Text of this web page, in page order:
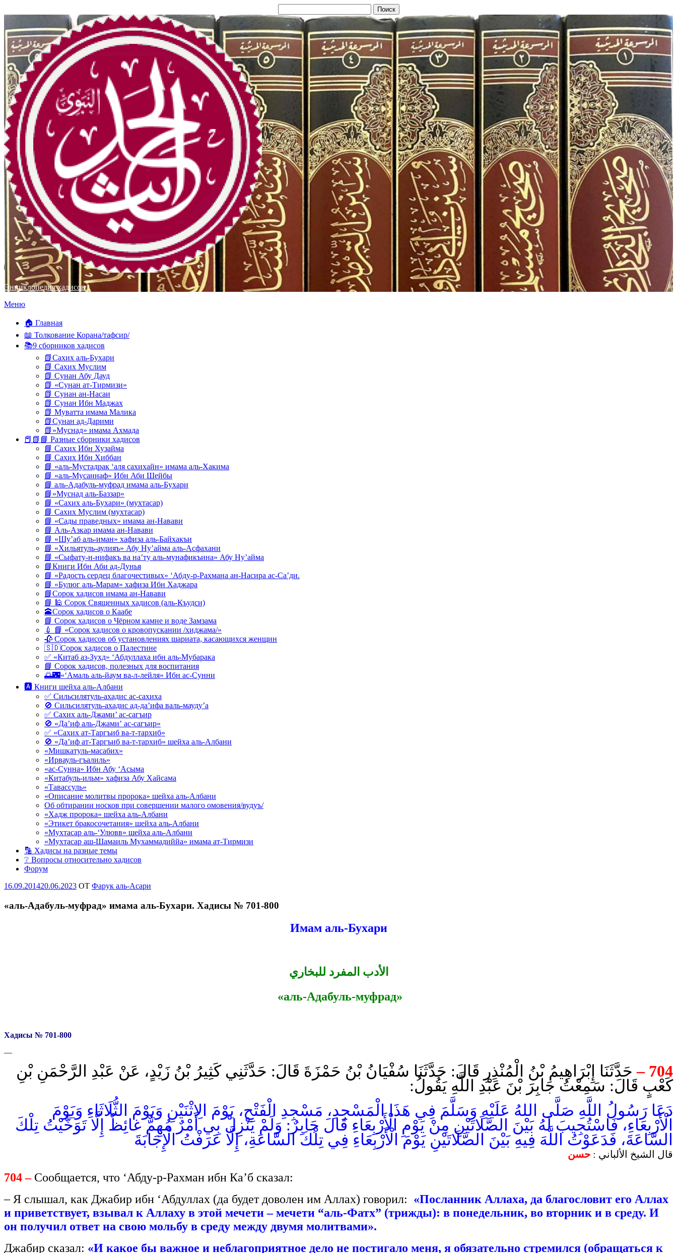
Энциклопедия хадисов
Перейти
содержимому
Меню
🏠 Главная
📖 Толкование Корана/тафсир/
📚9 сборников хадисов
📗Сахих аль-Бухари
📗 Сахих Муслим
📗 Сунан Абу Дауд
📗 «Сунан ат-Тирмизи»
📗 Сунан ан-Насаи
📗 Сунан Ибн Маджах
📗 Муватта имама Малика
📗Сунан ад-Дарими
📗»Муснад» имама Ахмада
📕📗📘 Разные сборники хадисов
📘 Сахих Ибн Хузайма
📘 Сахих Ибн Хиббан
📘 «аль-Мустадрак ‘аля сахихайн» имама аль-Хакима
📘 «аль-Мусаннаф» Ибн Аби Шейбы
📘 аль-Адабуль-муфрад имама аль-Бухари
📘»Муснад аль-Баззар»
📘 «Сахих аль-Бухари» (мухтасар)
📘 Сахих Муслим (мухтасар)
📘 «Сады праведных» имама ан-Навави
📘 Аль-Азкар имама ан-Навави
📘 «Шу’аб аль-иман» хафиза аль-Байхакъи
📘 «Хильятуль-аулияъ» Абу Ну’айма аль-Асфахани
📘 «Сыфату-н-нифакъ ва на’ту аль-мунафикъина» Абу Ну’айма
📘Книги Ибн Аби ад-Дунья
📘 «Радость сердец благочестивых» ‘Абду-р-Рахмана ан-Насира ас-Са’ди.
📘 «Булюг аль-Марам» хафиза Ибн Хаджара
📘Сорок хадисов имама ан-Навави
📘 🕌 Сорок Священных хадисов (аль-Къудси)
🕋Сорок хадисов о Каабе
📘 Сорок хадисов о Чёрном камне и воде Замзама
💉 📘 «Сорок хадисов о кровопускании /хиджама/»
🥀 Сорок хадисов об установлениях шариата, касающихся женщин
🇸🇩Сорок хадисов о Палестине
✅ «Китаб аз-Зухд» ‘Абдуллаха ибн аль-Мубарака
📘 Сорок хадисов, полезных для воспитания
🌅🌃«‘Амаль аль-йаум ва-л-лейля» Ибн ас-Сунни
🅰 Книги шейха аль-Албани
✅ Сильсилятуль-ахадис ас-сахиха
🚫 Сильсилятуль-ахадис ад-да’ифа валь-мауду’а
✅ Сахих аль-Джами’ ас-сагъир
🚫 «Да’иф аль-Джами’ ас-сагъир»
✅ «Сахих ат-Таргъиб ва-т-тархиб»
🚫 «Да’иф ат-Таргъиб ва-т-тархиб» шейха аль-Албани
«Мишкатуль-масабих»
«Ирвауль-гъалиль»
«ас-Сунна» Ибн Абу ‘Асыма
«Китабуль-ильм» хафиза Абу Хайсама
«Тавассуль»
«Описание молитвы пророка» шейха аль-Албани
Об обтирании носков при совершении малого омовения/вудуъ/
«Хадж пророка» шейха аль-Албани
«Этикет бракосочетания» шейха аль-Албани
«Мухтасар аль-‘Улювв» шейха аль-Албани
«Мухтасар аш-Шамаиль Мухаммадиййа» имама ат-Тирмизи
🔡 Хадисы на разные темы
❔ Вопросы относительно хадисов
Форум
Опубликовано
16.09.201420.06.2023 OT Фарук аль-Асари
«аль-Адабуль-муфрад» имама аль-Бухари. Хадисы № 701-800
Имам аль-Бухари
الأدب المفرد للبخاري
«аль-Адабуль-муфрад»
Хадисы № 701-800
—
704 –
حَدَّثَنَا إِبْرَاهِيمُ بْنُ الْمُنْذِرِ قَالَ: حَدَّثَنَا سُفْيَانُ بْنُ حَمْزَةَ قَالَ: حَدَّثَنِي كَثِيرُ بْنُ زَيْدٍ، عَنْ عَبْدِ الرَّحْمَنِ بْنِ
كَعْبٍ قَالَ: سَمِعْتُ جَابِرَ بْنَ عَبْدِ اللَّهِ يَقُولُ:
دَعَا رَسُولُ اللَّهِ صَلَّى اللهُ عَلَيْهِ وَسَلَّمَ فِي هَذَا الْمَسْجِدِ، مَسْجِدِ الْفَتْحِ، يَوْمَ الِاثْنَيْنِ وَيَوْمَ الثُّلَاثَاءِ وَيَوْمَ
الْأَرْبِعَاءِ، فَاسْتُجِيبَ لَهُ بَيْنَ الصَّلَاتَيْنِ مِنْ يَوْمِ الْأَرْبِعَاءِ قَالَ جَابِرٌ: وَلَمْ يَنْزِلْ بِي أَمْرٌ مُهِمٌّ غائِظٌ إِلَّا تَوَخَّيْتُ تِلْكَ
السَّاعَةَ، فَدَعَوْتُ اللَّهَ فِيهِ بَيْنَ الصَّلَاتَيْنِ يَوْمَ الْأَرْبِعَاءِ فِي تِلْكَ السَّاعَةِ، إِلَّا عَرَفْتُ الْإِجَابَةَ
قال الشيخ الألباني : حسن
704 – Сообщается, что ‘Абду-р-Рахман ибн Ка’б сказал:
– Я слышал, как Джабир ибн ‘Абдуллах (да будет доволен им Аллах) говорил: «Посланник Аллаха, да благословит его Аллах
и приветствует, взывал к Аллаху в этой мечети – мечети “аль-Фатх” (трижды): в понедельник, во вторник и в среду. И
он получил ответ на свою мольбу в среду между двумя молитвами».
Джабир сказал: «И какое бы важное и неблагоприятное дело не постигало меня, я обязательно стремился (обращаться к